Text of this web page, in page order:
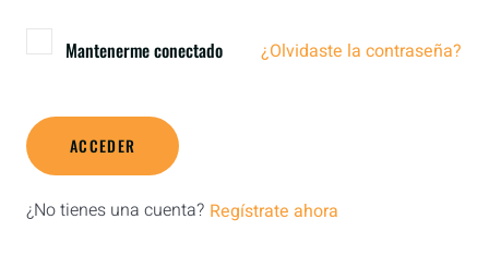
Mantenerme conectado ¿Olvidaste la contraseña?
ACCEDER
¿No tienes una cuenta? Regístrate ahora